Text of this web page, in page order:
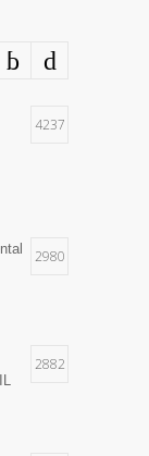
4237
2980
2882